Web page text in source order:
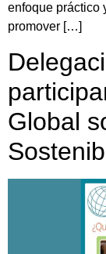
enfoque práctico
promover […]
Global